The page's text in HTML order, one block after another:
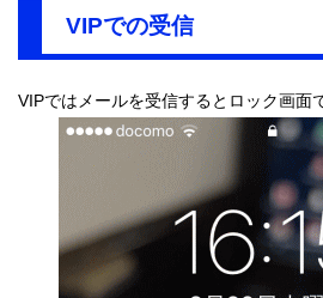
VIPでの受信
VIPではメールを受信するとロック画面